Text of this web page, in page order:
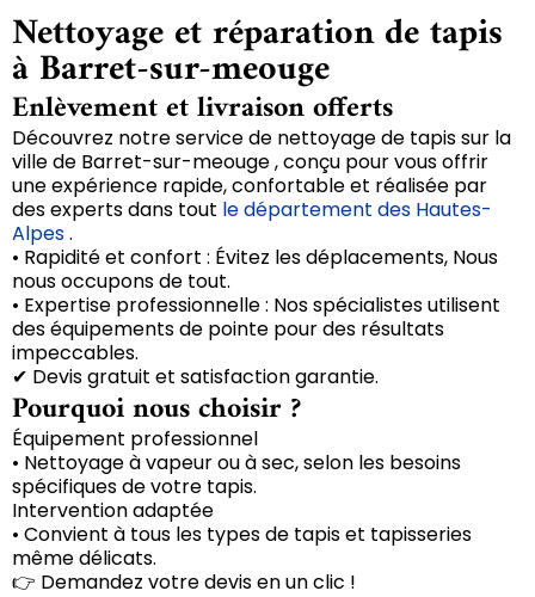
Nettoyage et réparation de tapis
à Barret-sur-meouge
Enlèvement et livraison offerts
Découvrez notre service de nettoyage de tapis sur la
ville de Barret-sur-meouge , conçu pour vous offrir
une expérience rapide, confortable et réalisée par
des experts dans tout le département des Hautes-
Alpes.
• Rapidité et confort : Évitez les déplacements, Nous
nous occupons de tout.
• Expertise professionnelle : Nos spécialistes utilisent
des équipements de pointe pour des résultats
impeccables.
✔ Devis gratuit et satisfaction garantie.
Pourquoi nous choisir ?
Équipement professionnel
• Nettoyage à vapeur ou à sec, selon les besoins
spécifiques de votre tapis.
Intervention adaptée
• Convient à tous les types de tapis et tapisseries
même délicats.
👉 Demandez votre devis en un clic !